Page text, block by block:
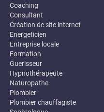
Coaching
Consultant
Création de site internet
Energeticien
Entreprise locale
Formation
Guerisseur
Hypnothérapeute
Naturopathe
Plombier
Plombier chauffagiste